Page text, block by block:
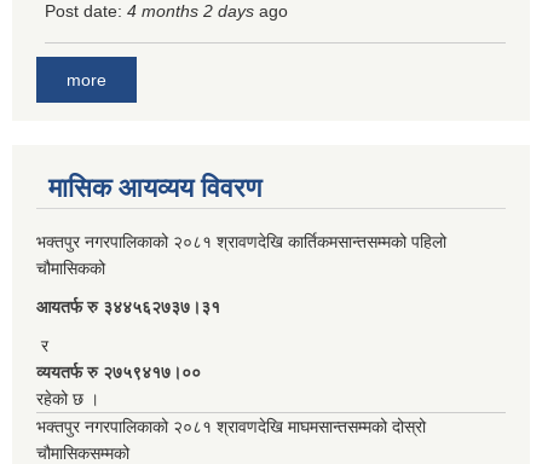
Post date: 4 months 2 days ago
more
मासिक आयव्यय विवरण
भक्तपुर नगरपालिकाको २०८१ श्रावणदेखि कार्तिकमसान्तसम्मको पहिलो
चौमासिकको
आयतर्फ रु‌ ३४४५६२७३७।३१
र
व्ययतर्फ रु २७५९४१७।००
रहेको छ ।
भक्तपुर नगरपालिकाको २०८१ श्रावणदेखि माघमसान्तसम्मको दोस्रो
चौमासिकसम्मको